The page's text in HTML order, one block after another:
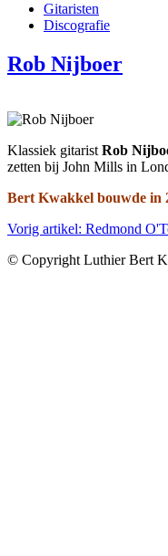
Gitaristen
Discografie
Rob Nijboer
Klassiek gitarist Rob
zetten bij John Mills in
Bert Kwakkel bouwde in
Vorig artikel: Redmond
© Copyright Luthier Bert